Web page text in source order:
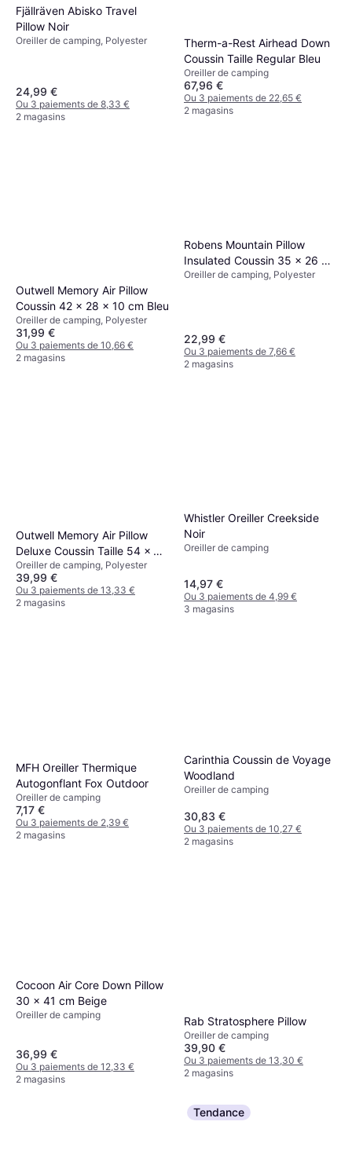
Fjällräven Abisko Travel
Pillow Noir
Oreiller de camping, Polyester
24,99 €
Ou 3 paiements de 8,33 €
2 magasins
Therm-a-Rest Airhead Down
Coussin Taille Regular Bleu
Oreiller de camping
67,96 €
Ou 3 paiements de 22,65 €
2 magasins
Outwell Memory Air Pillow
Coussin 42 x 28 x 10 cm Bleu
Oreiller de camping, Polyester
31,99 €
Ou 3 paiements de 10,66 €
2 magasins
Robens Mountain Pillow
Insulated Coussin 35 x 26 x
9,5 cm Bleu
Oreiller de camping, Polyester
22,99 €
Ou 3 paiements de 7,66 €
2 magasins
Outwell Memory Air Pillow
Deluxe Coussin Taille 54 x 34
x 12 cm Bleu
Oreiller de camping, Polyester
39,99 €
Ou 3 paiements de 13,33 €
2 magasins
Whistler Oreiller Creekside
Noir
Oreiller de camping
14,97 €
Ou 3 paiements de 4,99 €
3 magasins
MFH Oreiller Thermique
Autogonflant Fox Outdoor
Oreiller de camping
7,17 €
Ou 3 paiements de 2,39 €
2 magasins
Carinthia Coussin de Voyage
Woodland
Oreiller de camping
30,83 €
Ou 3 paiements de 10,27 €
2 magasins
Cocoon Air Core Down Pillow
30 x 41 cm Beige
Oreiller de camping
36,99 €
Ou 3 paiements de 12,33 €
2 magasins
Rab Stratosphere Pillow
Oreiller de camping
39,90 €
Ou 3 paiements de 13,30 €
2 magasins
Tendance